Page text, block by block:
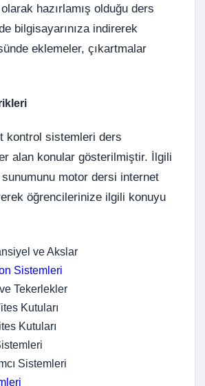
hazırlamış olduğu ders
bilgisayarınıza indirerek
eklemeler, çıkartmalar
kontrol sistemleri ders
alan konular gösterilmiştir. İlgili
motor dersi internet
öğrencilerinize ilgili konuyu
ve Akslar
Sistemleri
Tekerlekler
Kutuları
Kutuları
Sistemleri